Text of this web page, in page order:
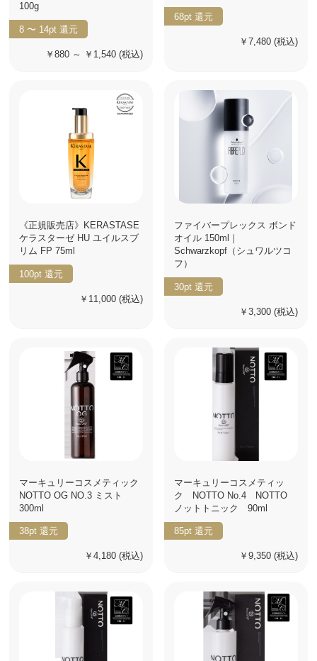
100g
8 〜 14pt 還元
￥880 ～ ￥1,540 (税込)
68pt 還元
￥7,480 (税込)
《正規販売店》KERASTASE
ケラスターゼ HU ユイルスブ
リム FP 75ml
100pt 還元
￥11,000 (税込)
ファイバープレックス ボンド
オイル 150ml｜
Schwarzkopf（シュワルツコ
フ）
30pt 還元
￥3,300 (税込)
マーキュリーコスメティック
NOTTO OG NO.3 ミスト
300ml
38pt 還元
￥4,180 (税込)
マーキュリーコスメティッ
ク NOTTO No.4 NOTTO
ノットトニック 90ml
85pt 還元
￥9,350 (税込)